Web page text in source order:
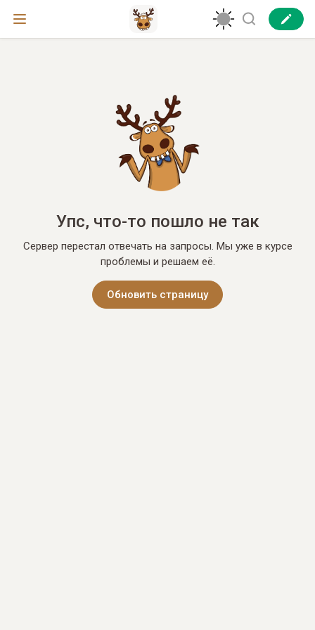
Упс, что-то пошло не так
Сервер перестал отвечать на запросы. Мы уже в курсе
проблемы и решаем её.
Обновить страницу